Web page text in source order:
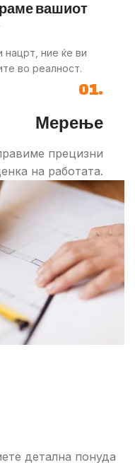
вашиот
нацрт, ние ќе ви
во реалност.
01.
Мерење
прецизни
на работата.
детална понуда